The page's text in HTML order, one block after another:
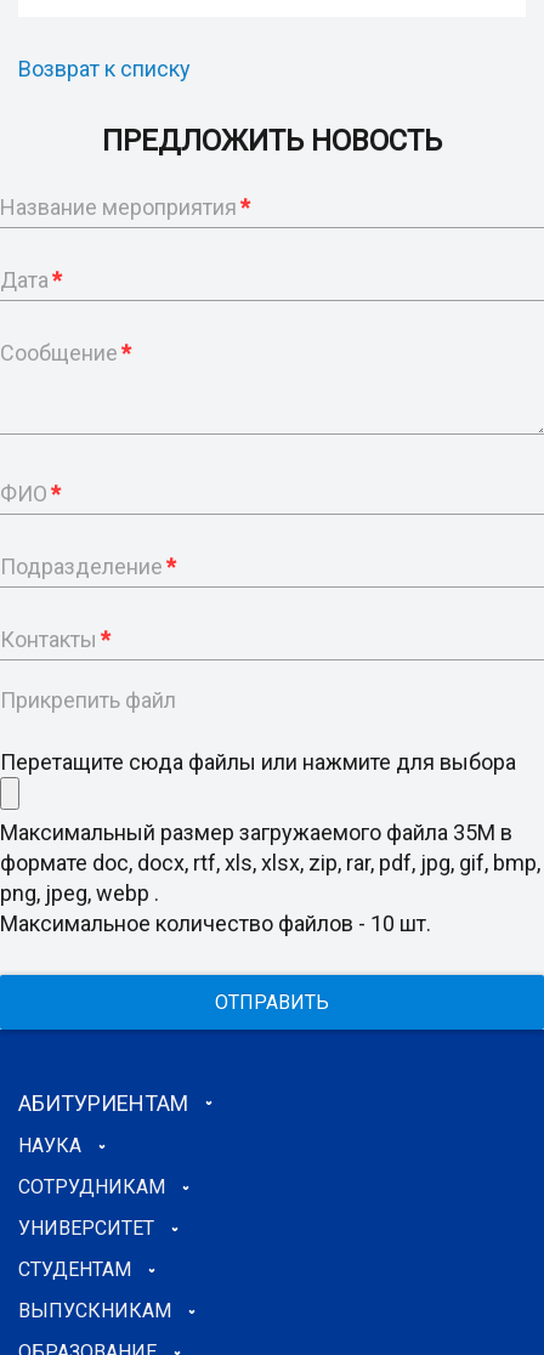
Возврат к списку
ПРЕДЛОЖИТЬ НОВОСТЬ
Название мероприятия*
Дата*
Сообщение*
ФИО*
Подразделение*
Контакты *
Прикрепить файл
Перетащите сюда файлы или нажмите для выбора
Максимальный размер загружаемого файла 35M в
формате doc, docx, rtf, xls, xlsx, zip, rar, pdf, jpg, gif, bmp,
png, jpeg, webp .
Максимальное количество файлов - 10 шт.
ОТПРАВИТЬ
АБИТУРИЕНТАМ
НАУКА
СОТРУДНИКАМ
УНИВЕРСИТЕТ
СТУДЕНТАМ
ВЫПУСКНИКАМ